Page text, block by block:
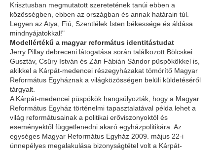
Krisztusban megmutatott szeretetének tanúi ebben a
közösségben, ebben az országban és annak határain túl.
Legyen az Atya, Fiú, Szentlélek Isten békessége és áldása
mindnyájatokkal!"
Modellértékű a magyar református identitástudat
Jerry Pillay debreceni látogatása során találkozott Bölcskei
Gusztáv, Csűry István és Zán Fábián Sándor püspökökkel is,
akikkel a Kárpát-medencei részegyházakat tömörítő Magyar
Református Egyháznak a világközösségen belüli küldetéséről
tárgyalt.
A Kárpát-medencei püspökök hangsúlyozták, hogy a Magyar
Református Egyház történelmi tapasztalatával példa lehet a
világ reformátusainak a politikai erőviszonyoktól és
eseményektől függetlenedni akaró egyházpolitikára. Az
egységes Magyar Református Egyház 2009. május 22-i
ünnepélyes megalakulása bizonyságtétel volt a Kárpát-